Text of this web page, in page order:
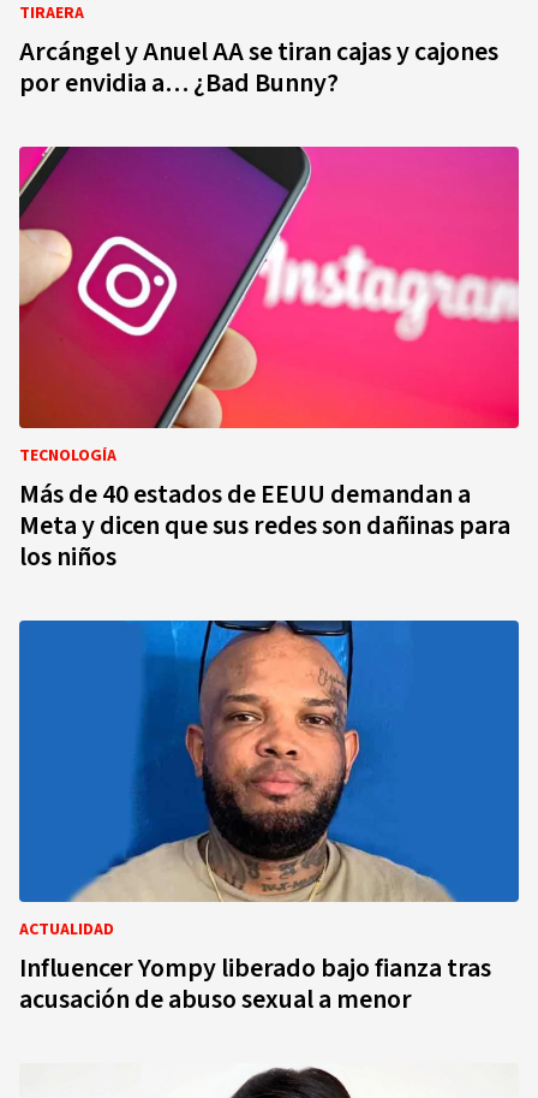
TIRAERA
Arcángel y Anuel AA se tiran cajas y cajones
por envidia a… ¿Bad Bunny?
TECNOLOGÍA
Más de 40 estados de EEUU demandan a
Meta y dicen que sus redes son dañinas para
los niños
ACTUALIDAD
Influencer Yompy liberado bajo fianza tras
acusación de abuso sexual a menor